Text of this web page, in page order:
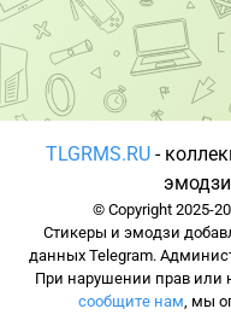
TLGRMS.RU -
© Copyright 2025-
Стикеры и эмодзи
данных Telegram.
При нарушении прав или
сообщите нам, мы